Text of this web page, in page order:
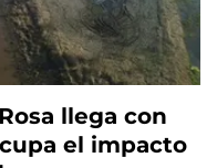
llega con
el impacto